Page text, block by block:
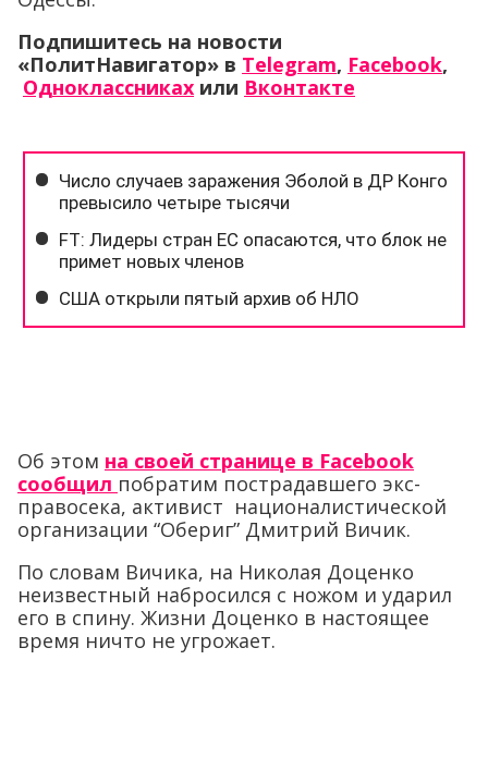
Подпишитесь на новости
«ПолитНавигатор» в Telegram, Facebook,
Одноклассниках или Вконтакте
Об этом на своей странице в Facebook
сообщил побратим пострадавшего экс-
правосека, активист националистической
организации “Обериг” Дмитрий Вичик.
По словам Вичика, на Николая Доценко
неизвестный набросился с ножом и ударил
его в спину. Жизни Доценко в настоящее
время ничто не угрожает.